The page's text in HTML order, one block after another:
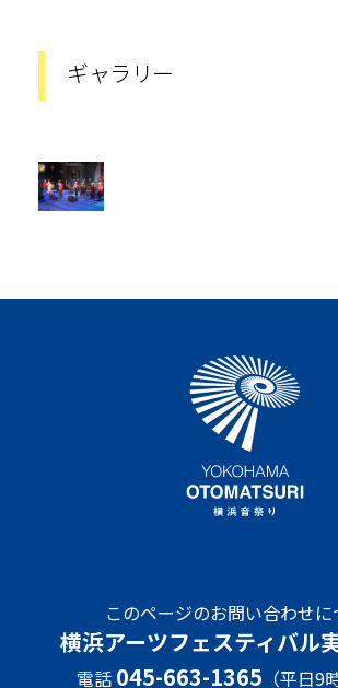
ギャラリー
このページのお問い合わせに
横浜アーツフェスティバル
電話 045-663-1365 （平日9